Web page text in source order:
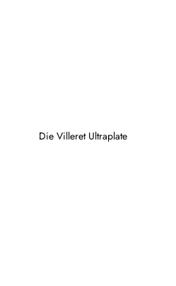
Die Villeret Ultraplate